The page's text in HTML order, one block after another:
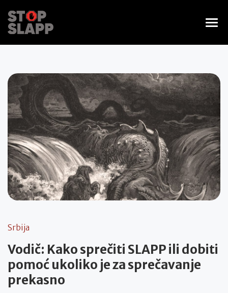
Srbija
Vodič: Kako sprečiti SLAPP ili dobiti
pomoć ukoliko je za sprečavanje
prekasno